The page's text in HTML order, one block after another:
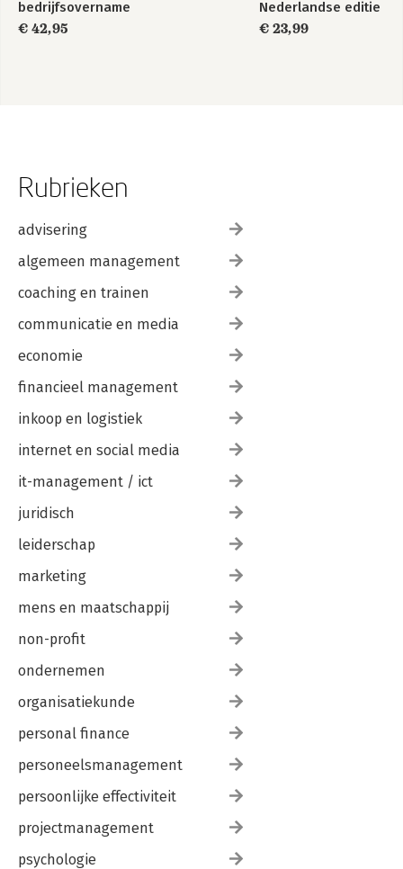
bedrijfsovername
€ 42,95
Nederlandse editie
€ 23,99
Rubrieken
advisering
algemeen management
coaching en trainen
communicatie en media
economie
financieel management
inkoop en logistiek
internet en social media
it-management / ict
juridisch
leiderschap
marketing
mens en maatschappij
non-profit
ondernemen
organisatiekunde
personal finance
personeelsmanagement
persoonlijke effectiviteit
projectmanagement
psychologie